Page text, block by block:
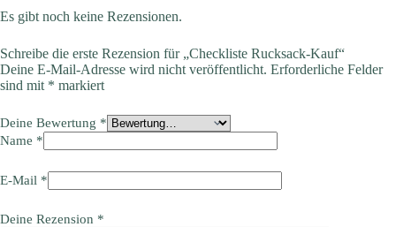
Es gibt noch keine Rezensionen.
Schreibe die erste Rezension für „Checkliste Rucksack-Kauf“
Deine E-Mail-Adresse wird nicht veröffentlicht. Erforderliche Felder
sind mit * markiert
Deine Bewertung *
Name *
E-Mail *
Deine Rezension *